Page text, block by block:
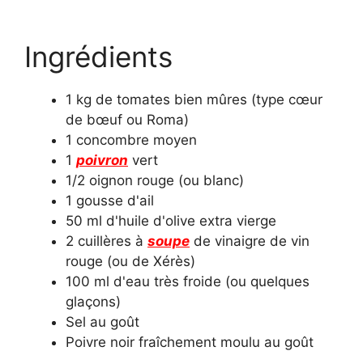
Ingrédients
1 kg de tomates bien mûres (type cœur
de bœuf ou Roma)
1 concombre moyen
1 poivron vert
1/2 oignon rouge (ou blanc)
1 gousse d'ail
50 ml d'huile d'olive extra vierge
2 cuillères à soupe de vinaigre de vin
rouge (ou de Xérès)
100 ml d'eau très froide (ou quelques
glaçons)
Sel au goût
Poivre noir fraîchement moulu au goût